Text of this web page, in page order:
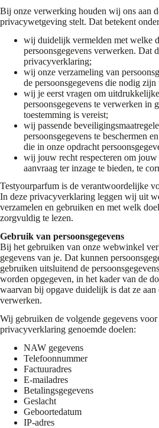
Bij onze verwerking houden wij ons aan
privacywetgeving stelt. Dat betekent
wij duidelijk vermelden met welke
persoonsgegevens verwerken. Dat
privacyverklaring;
wij onze verzameling van
de persoonsgegevens die nodig
wij je eerst vragen om
persoonsgegevens te verwerken in
toestemming is vereist;
wij passende
persoonsgegevens te beschermen
die in onze opdracht
wij jouw recht respecteren om
aanvraag ter inzage te bieden, te
Testyourparfum is de verantwoordelijke
In deze privacyverklaring leggen wij uit
verzamelen en gebruiken en met welk
zorgvuldig te lezen.
Gebruik van persoonsgegevens
Bij het gebruiken van onze webwinkel
gegevens van je. Dat kunnen
gebruiken uitsluitend de
worden opgegeven, in het kader van de
waarvan bij opgave duidelijk is dat ze
verwerken.
Wij gebruiken de volgende gegevens voor
privacyverklaring genoemde doelen:
NAW gegevens
Telefoonnummer
Factuuradres
E-mailadres
Betalingsgegevens
Geslacht
Geboortedatum
IP-adres